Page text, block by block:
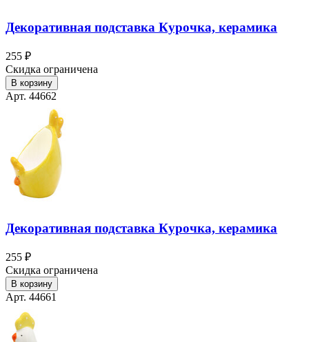
Декоративная подставка Курочка, керамика
255 ₽
Скидка ограничена
В корзину
Арт. 44662
Декоративная подставка Курочка, керамика
255 ₽
Скидка ограничена
В корзину
Арт. 44661